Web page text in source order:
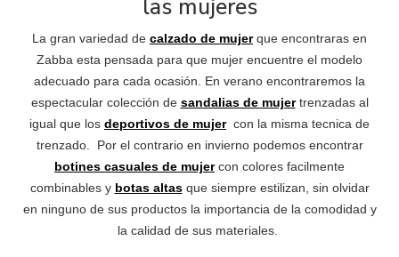
las mujeres
La gran variedad de calzado de mujerque encontraras en
Zabba esta pensada para que mujer encuentre el modelo
adecuado para cada ocasión. En verano encontraremos la
espectacular colección de sandalias de mujertrenzadas al
igual que los deportivos de mujercon la misma tecnica de
trenzado. Por el contrario en invierno podemos encontrar
botines casuales de mujercon colores facilmente
combinables y botas altasque siempre estilizan, sin olvidar
en ninguno de sus productos la importancia de la comodidad y
la calidad de sus materiales.